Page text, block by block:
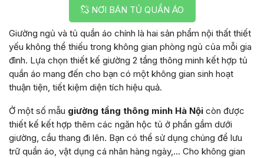
NƠI BÁN TỦ QUẦN ÁO
Giường ngủ và tủ quần áo chính là hai sản phẩm nội thất thiết
yếu không thể thiếu trong không gian phòng ngủ của mỗi gia
đình. Lựa chọn thiết kế giường 2 tầng thông minh kết hợp tủ
quần áo mang đến cho bạn có một không gian sinh hoạt
thuận tiện, tiết kiệm diện tích hiệu quả.
Ở một số mẫu giường tầng thông minh Hà Nội còn được
thiết kế kết hợp thêm các ngăn hộc tủ ở phần gầm dưới
giường, cầu thang đi lên. Bạn có thể sử dụng chúng để lưu
trữ quần áo, vật dụng cá nhân hàng ngày,… Cho không gian